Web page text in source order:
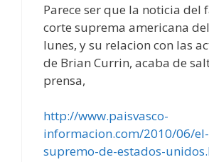
Parece ser que la noticia del
corte suprema americana
lunes, y su relacion con las
de Brian Currin, acaba de
prensa,
http://www.paisvasco-
informacion.com/2010/06/
supremo-de-estados-